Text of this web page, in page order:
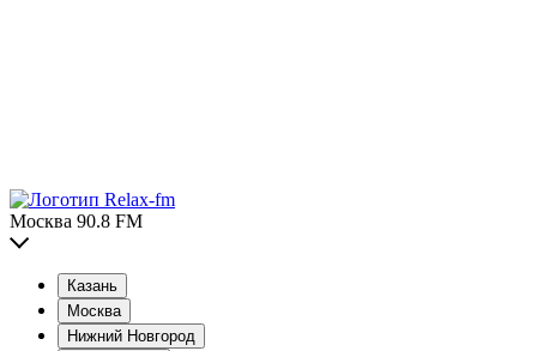
Москва 90.8 FM
Казань
Москва
Нижний Новгород